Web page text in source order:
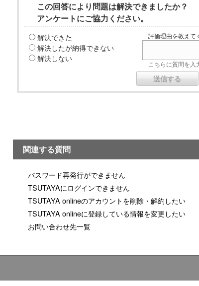
この回答により問題は解決できましたか？
アンケートにご協力ください。
解決できた
解決したが納得できない
解決しない
評価理由を教えて
こちらに質問を入
関連する質問
パスワード再発行ができません
TSUTAYAにログインできません
TSUTAYA onlineのアカウントを削除・解約したい
TSUTAYA onlineに登録している情報を変更したい
お問い合わせ先一覧